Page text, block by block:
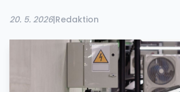
20. 5. 2026|Redaktion